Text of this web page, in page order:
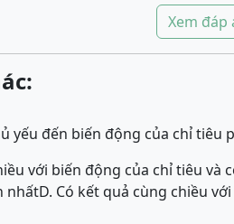
Xem đáp
yếu đến biến động của chỉ tiêu
với biến động của chỉ tiêu và
nhấtD. Có kết quả cùng chiều